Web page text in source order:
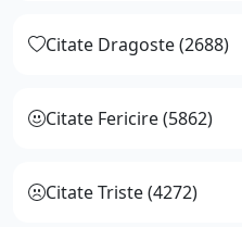
Citate Dragoste (2688)
Citate Fericire (5862)
Citate Triste (4272)